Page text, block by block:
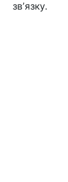
звʼязку.